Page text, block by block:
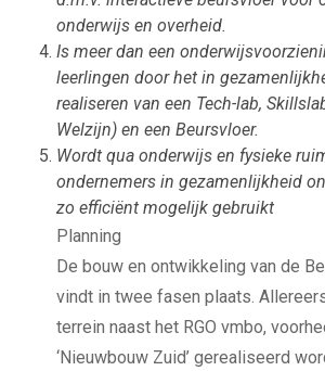
onderwijs en overheid.
Is meer dan een
leerlingen door het in
realiseren van een Tech-lab,
Welzijn) en een Beursvloer.
Wordt qua onderwijs en fysieke
ondernemers in gezamenlijkheid
zo efficiënt mogelijk gebruikt
Planning
De bouw en ontwikkeling van de
vindt in twee fasen plaats.
terrein naast het RGO vmbo,
‘Nieuwbouw Zuid’ gerealiseerd